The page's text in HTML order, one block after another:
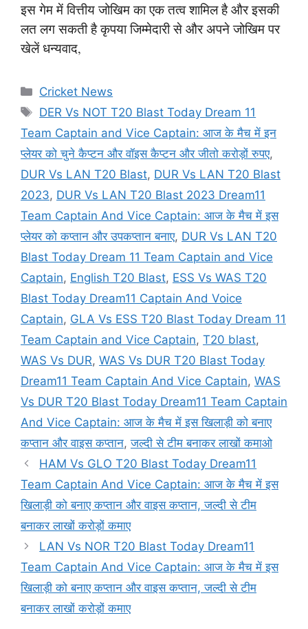
इस गेम में वित्तीय जोखिम का एक तत्व शामिल है और इसकी
लत लग सकती है कृपया जिम्मेदारी से और अपने जोखिम पर
खेलें धन्यवाद,
Categories
Cricket News
Tags
DER Vs NOT T20 Blast Today Dream 11
Team Captain and Vice Captain: आज के मैच में इन
प्लेयर को चुने कैप्टन और वॉइस कैप्टन और जीतो करोड़ों रुपए,
DUR Vs LAN T20 Blast, DUR Vs LAN T20 Blast
2023, DUR Vs LAN T20 Blast 2023 Dream11
Team Captain And Vice Captain: आज के मैच में इस
प्लेयर को कप्तान और उपकप्तान बनाए, DUR Vs LAN T20
Blast Today Dream 11 Team Captain and Vice
Captain, English T20 Blast, ESS Vs WAS T20
Blast Today Dream11 Captain And Voice
Captain, GLA Vs ESS T20 Blast Today Dream 11
Team Captain and Vice Captain, T20 blast,
WAS Vs DUR, WAS Vs DUR T20 Blast Today
Dream11 Team Captain And Vice Captain, WAS
Vs DUR T20 Blast Today Dream11 Team Captain
And Vice Captain: आज के मैच में इस खिलाड़ी को बनाए
कप्तान और वाइस कप्तान,जल्दी से टीम बनाकर लाखों कमाओ
HAM Vs GLO T20 Blast Today Dream11
Team Captain And Vice Captain: आज के मैच में इस
खिलाड़ी को बनाए कप्तान और वाइस कप्तान, जल्दी से टीम
बनाकर लाखों करोड़ों कमाए
LAN Vs NOR T20 Blast Today Dream11
Team Captain And Vice Captain: आज के मैच में इस
खिलाड़ी को बनाए कप्तान और वाइस कप्तान, जल्दी से टीम
बनाकर लाखों करोड़ों कमाए